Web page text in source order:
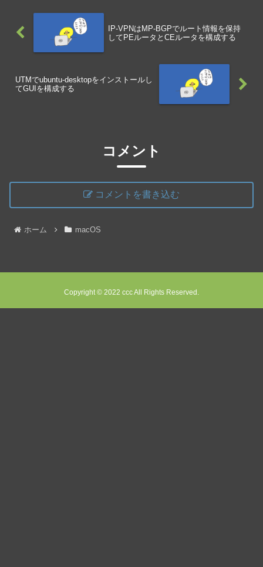
IP-VPNはMP-BGPでルート情報を保持
してPEルータとCEルータを構成する
UTMでubuntu-desktopをインストールし
てGUIを構成する
コメント
コメントを書き込む
ホーム macOS
Copyright © 2022 ccc All Rights Reserved.